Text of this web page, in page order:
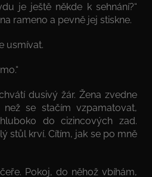
je ještě někde k sehnání?“
rameno a pevně jej stiskne.
usmívat.
dusivý žár. Žena zvedne
než se stačím vzpamatovat,
do cizincových zad.
stůl krví. Cítím, jak se po mně
Pokoj, do něhož vbíhám,